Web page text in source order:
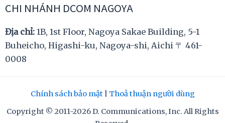
CHI NHÁNH DCOM NAGOYA
Địa chỉ: 1B, 1st Floor, Nagoya Sakae Building, 5-1
Buheicho, Higashi-ku, Nagoya-shi, Aichi 〒 461-
0008
Chính sách bảo mật| Thoả thuận người dùng
Copyright © 2011-2026 D. Communications, Inc. All Rights